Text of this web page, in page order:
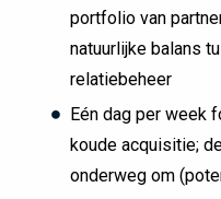
portfolio van
natuurlijke balans
relatiebeheer
Eén dag per week
koude acquisitie;
onderweg om